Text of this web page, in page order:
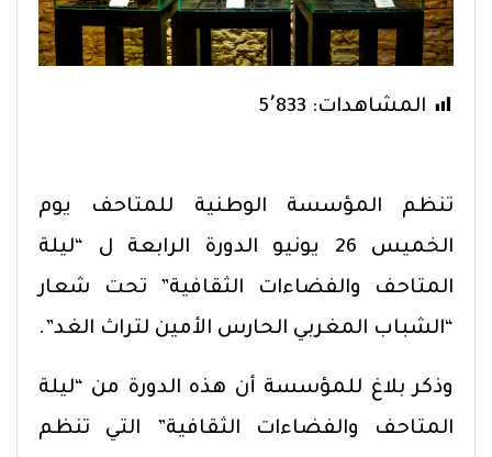
المشاهدات: 5٬833
تنظم المؤسسة الوطنية للمتاحف يوم
الخميس 26 يونيو الدورة الرابعة ل “ليلة
المتاحف والفضاءات الثقافية” تحت شعار
“الشباب المغربي الحارس الأمين لتراث الغد”.
وذكر بلاغ للمؤسسة أن هذه الدورة من “ليلة
المتاحف والفضاءات الثقافية” التي تنظم